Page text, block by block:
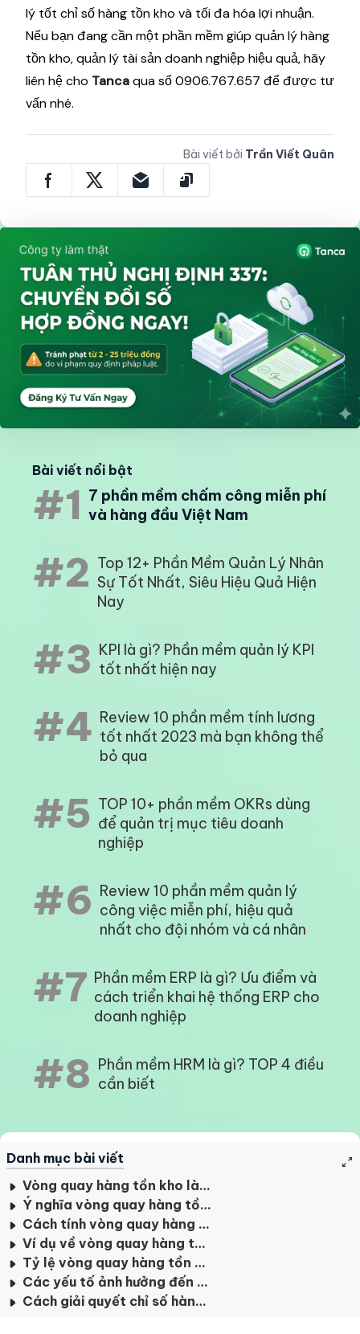
lý tốt chỉ số hàng tồn kho và tối đa hóa lợi nhuận.
Nếu bạn đang cần một phần mềm giúp quản lý hàng
tồn kho, quản lý tài sản doanh nghiệp hiệu quả, hãy
liên hệ cho Tancaqua số 0906.767.657 để được tư
vấn nhé.
Bài viết bởi Trần Viết Quân
Bài viết nổi bật
#1 7 phần mềm chấm công miễn phí
và hàng đầu Việt Nam
#2 Top 12+ Phần Mềm Quản Lý Nhân
Sự Tốt Nhất, Siêu Hiệu Quả Hiện
Nay
#3 KPI là gì? Phần mềm quản lý KPI
tốt nhất hiện nay
#4 Review 10 phần mềm tính lương
tốt nhất 2023 mà bạn không thể
bỏ qua
#5 TOP 10+ phần mềm OKRs dùng
để quản trị mục tiêu doanh
nghiệp
#6 Review 10 phần mềm quản lý
công việc miễn phí, hiệu quả
nhất cho đội nhóm và cá nhân
#7 Phần mềm ERP là gì? Ưu điểm và
cách triển khai hệ thống ERP cho
doanh nghiệp
#8 Phần mềm HRM là gì? TOP 4 điều
cần biết
Danh mục bài viết
Vòng quay hàng tồn kho là gì?
Ý nghĩa vòng quay hàng tồn kho đối với doanh nghiệp
Cách tính vòng quay hàng tồn kho
Ví dụ về vòng quay hàng tồn kho chi tiết
Tỷ lệ vòng quay hàng tồn kho bao nhiêu là tốt nhất?
Các yếu tố ảnh hưởng đến vòng quay hàng tồn kho
Cách giải quyết chỉ số hàng tồn kho tối ưu lợi nhuận